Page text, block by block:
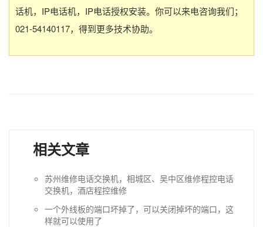
话机，IP电话机，IP电话授权安装。你可以来电咨询我们；
021-54140117，得到更多技术协助。
相关文章
苏州维修电话交换机，相城区、吴中区维修程控电话
交换机，酒店程控维修
一个外线板的端口坏掉了，可以关闭掉坏的端口，这
样就可以使用了